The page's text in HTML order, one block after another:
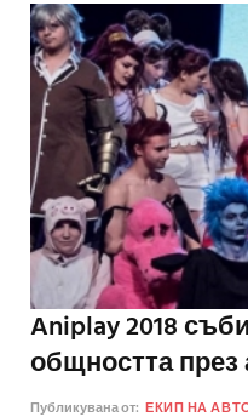
Aniplay 2018
общността през
Публикувана от: ЕКИП НА